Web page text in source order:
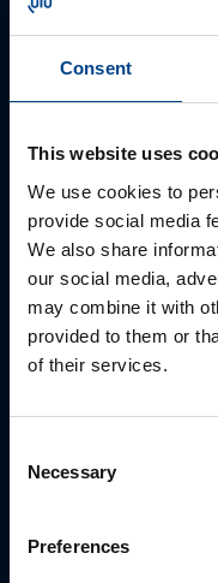
Consent
This website uses
We use cookies to
provide social media
We also share
our social media,
may combine it with
provided to them or
of their services.
Selection
Necessary
Preferences
MÜÜGIJUHT
Mark Milvek
+372 56560000
Eesnimi